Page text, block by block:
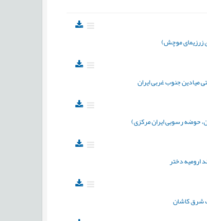
زرزیمای موچش)
میادین جنوب غربی ایران
حوضه رسوبی ایران مرکزی)
ارومیه–دختر
شرق کاشان